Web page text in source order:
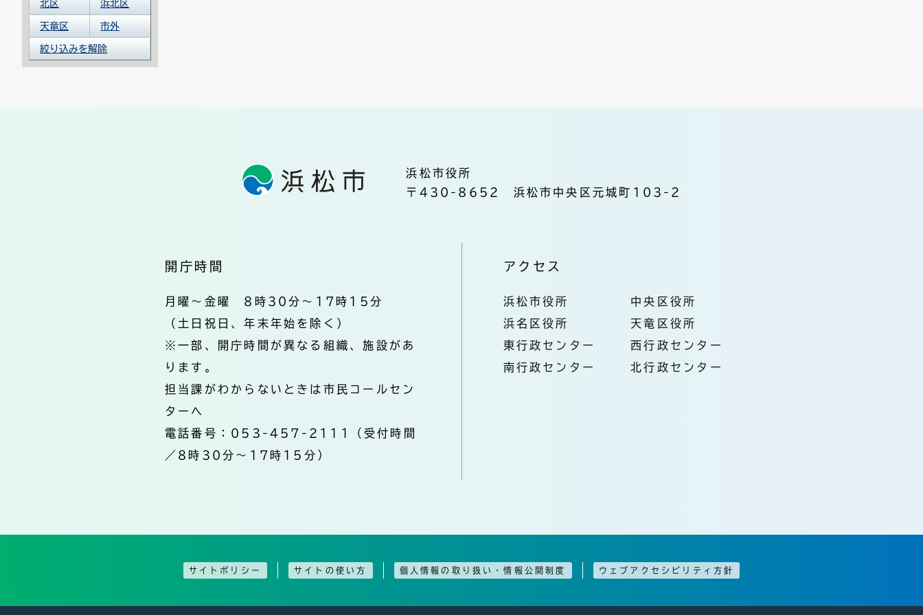
北区 浜北区
天竜区 市外
絞り込みを解除
浜松市役所
〒430-8652 浜松市中央区元城町103-2
開庁時間
月曜～金曜 8時30分～17時15分
（土日祝日、年末年始を除く）
※一部、開庁時間が異なる組織、施設があ
ります。
担当課がわからないときは市民コールセン
ターへ
電話番号：053-457-2111（受付時間
／8時30分～17時15分）
アクセス
浜松市役所
中央区役所
浜名区役所
天竜区役所
東行政センター
西行政センター
南行政センター
北行政センター
サイトポリシー サイトの使い方 個人情報の取り扱い・情報公開制度 ウェブアクセシビリティ方針